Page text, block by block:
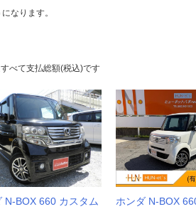
なります。
べて支払総額(税込)です
N-BOX 660 カスタム
ホンダ N-BOX